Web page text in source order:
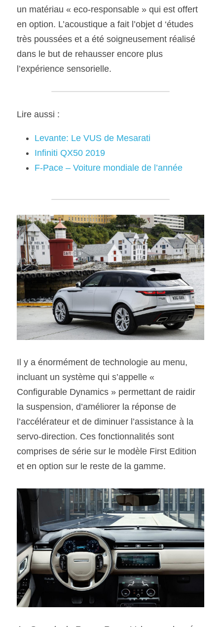
un matériau « eco-responsable » qui est offert
en option. L’acoustique a fait l’objet d ‘études
très poussées et a été soigneusement réalisé
dans le but de rehausser encore plus
l’expérience sensorielle.
Lire aussi :
Levante: Le VUS de Mesarati
Infiniti QX50 2019
F-Pace – Voiture mondiale de l’année
Il y a énormément de technologie au menu,
incluant un système qui s’appelle «
Configurable Dynamics » permettant de raidir
la suspension, d’améliorer la réponse de
l’accélérateur et de diminuer l’assistance à la
servo-direction. Ces fonctionnalités sont
comprises de série sur le modèle First Edition
et en option sur le reste de la gamme.